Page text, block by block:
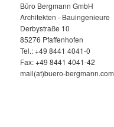
Büro Bergmann GmbH
Architekten - Bauingenieure
Derbystraße 10
85276 Pfaffenhofen
Tel.: +49 8441 4041-0
Fax: +49 8441 4041-42
mail(at)buero-bergmann.com